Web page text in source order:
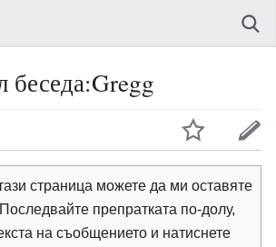
беседа:Gregg
страница можете да ми оставяте
препратката по-долу,
на съобщението и натиснете